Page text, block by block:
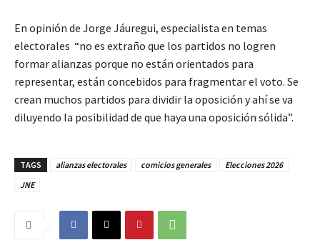
En opinión de Jorge Jáuregui, especialista en temas
electorales “no es extraño que los partidos no logren
formar alianzas porque no están orientados para
representar, están concebidos para fragmentar el voto. Se
crean muchos partidos para dividir la oposición y ahí se va
diluyendo la posibilidad de que haya una oposición sólida”.
TAGS alianzas electorales comicios generales
Elecciones 2026
JNE